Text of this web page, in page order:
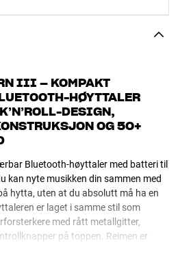
III – KOMPAKT
HØYTTALER
DESIGN,
OG 50+
Bluetooth-høyttaler med batteri til
kan nyte musikken din sammen med
hytta, uten at du absolutt må ha en
er laget i samme stil som
med rått metallgitter,
på toppen. Reimen er
innsiden, som du også ser finner i